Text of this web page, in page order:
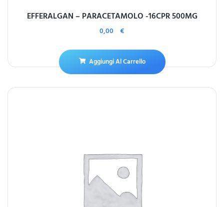
EFFERALGAN – PARACETAMOLO -16CPR 500MG
0,00 €
Aggiungi Al Carrello